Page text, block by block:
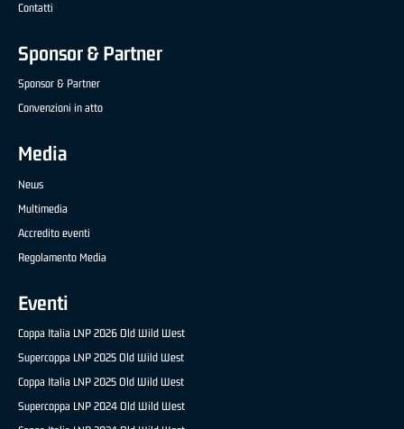
Contatti
Sponsor & Partner
Sponsor & Partner
Convenzioni in atto
Media
News
Multimedia
Accredito eventi
Regolamento Media
Eventi
Coppa Italia LNP 2026 Old Wild West
Supercoppa LNP 2025 Old Wild West
Coppa Italia LNP 2025 Old Wild West
Supercoppa LNP 2024 Old Wild West